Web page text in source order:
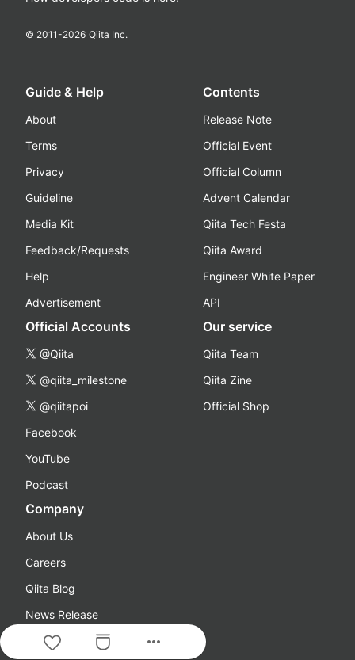
more_horiz
© 2011-2026 Qiita Inc.
Guide & Help
About
Terms
Privacy
Guideline
Media Kit
Feedback/Requests
Help
Advertisement
Contents
Release Note
Official Event
Official Column
Advent Calendar
Qiita Tech Festa
Qiita Award
Engineer White Paper
API
Official Accounts
@Qiita
@qiita_milestone
@qiitapoi
Facebook
YouTube
Podcast
Our service
Qiita Team
Qiita Zine
Official Shop
Company
About Us
Careers
Qiita Blog
News Release